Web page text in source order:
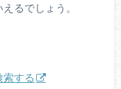
るでしょう。
する